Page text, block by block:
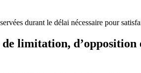
durant le délai nécessaire pour
limitation, d’opposition